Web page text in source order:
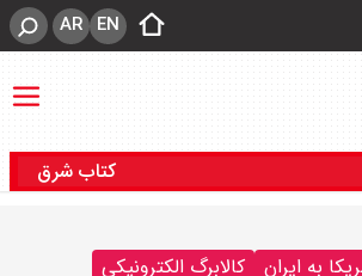
EN
AR
کتاب شرق
به ایران
کالابرگ الکترونیکی